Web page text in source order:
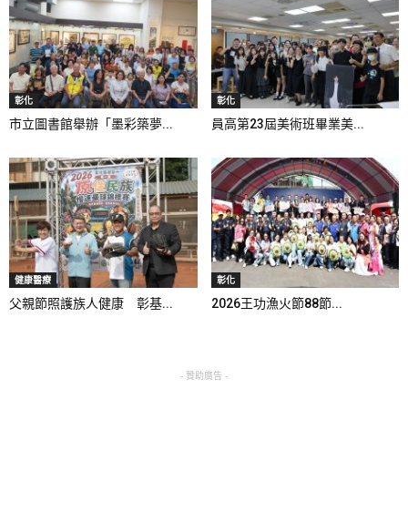
彰化
市立圖書館舉辦「墨彩築夢...
彰化
員高第23屆美術班畢業美...
健康醫療
父親節照護族人健康 彰基...
彰化
2026王功漁火節88節...
- 贊助廣告 -